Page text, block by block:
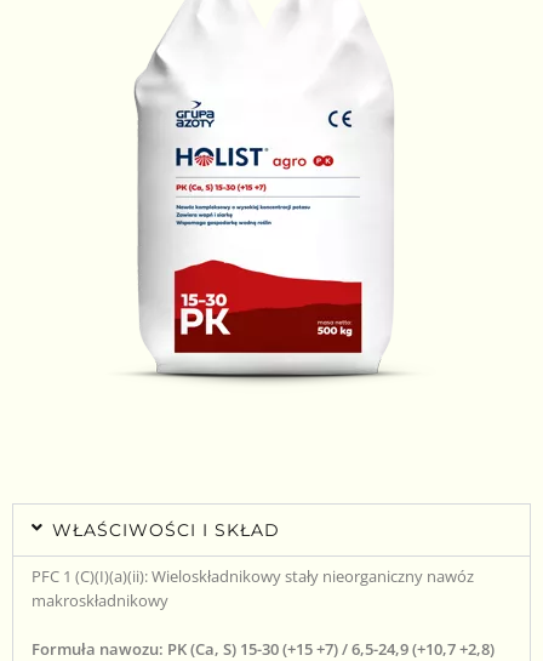
WŁAŚCIWOŚCI I SKŁAD
PFC 1 (C)(I)(a)(ii): Wieloskładnikowy stały nieorganiczny nawóz
makroskładnikowy
Formuła nawozu: PK (Ca, S) 15-30 (+15 +7) / 6,5-24,9 (+10,7 +2,8)